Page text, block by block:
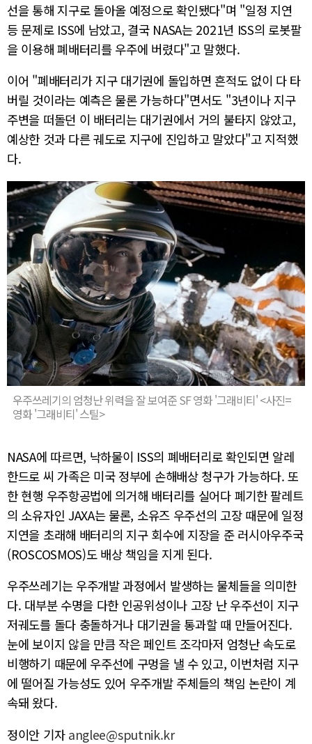
선을 통해 지구로 돌아올 예정으로 확인됐다"며 "일정 지연
등 문제로 ISS에 남았고, 결국 NASA는 2021년 ISS의 로봇팔
을 이용해 폐배터리를 우주에 버렸다"고 말했다.
이어 "폐배터리가 지구 대기권에 돌입하면 흔적도 없이 다 타
버릴 것이라는 예측은 물론 가능하다"면서도 "3년이나 지구
주변을 떠돌던 이 배터리는 대기권에서 거의 불타지 않았고,
예상한 것과 다른 궤도로 지구에 진입하고 말았다"고 지적했
다.
우주쓰레기의 엄청난 위력을 잘 보여준 SF 영화 '그래비티' <사진=
영화 '그래비티' 스틸>
NASA에 따르면, 낙하물이 ISS의 폐배터리로 확인되면 알레
한드로 씨 가족은 미국 정부에 손해배상 청구가 가능하다. 또
한 현행 우주항공법에 의거해 배터리를 실어다 폐기한 팔레트
의 소유자인 JAXA는 물론, 소유즈 우주선의 고장 때문에 일정
지연을 초래해 배터리의 지구 회수에 지장을 준 러시아우주국
(ROSCOSMOS)도 배상 책임을 지게 된다.
우주쓰레기는 우주개발 과정에서 발생하는 물체들을 의미한
다. 대부분 수명을 다한 인공위성이나 고장 난 우주선이 지구
저궤도를 돌다 충돌하거나 대기권을 통과할 때 만들어진다.
눈에 보이지 않을 만큼 작은 페인트 조각마저 엄청난 속도로
비행하기 때문에 우주선에 구멍을 낼 수 있고, 이번처럼 지구
에 떨어질 가능성도 있어 우주개발 주체들의 책임 논란이 계
속돼 왔다.
정이안 기자 anglee@sputnik.kr